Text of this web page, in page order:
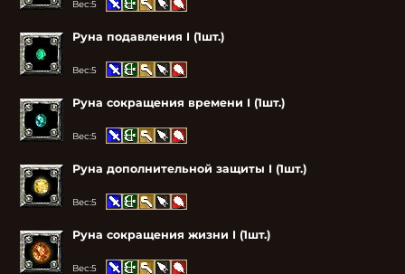
Вес:5
Руна подавления I (1шт.)
Вес:5
Руна сокращения времени I (1шт.)
Вес:5
Руна дополнительной защиты I (1шт.)
Вес:5
Руна сокращения жизни I (1шт.)
Вес:5